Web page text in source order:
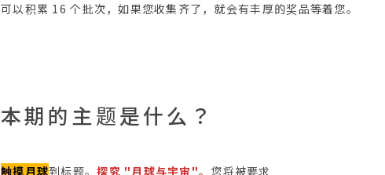
可以积累 16 个批次，如果您收集齐了，就会有丰厚的奖品等着您。
本期的主题是什么？
触摸月球到标题。探究 "月球与宇宙"。 您将被要求